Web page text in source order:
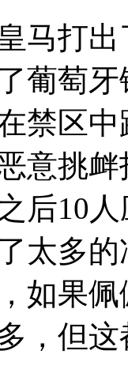
马打
葡萄
禁区
意挑
后10
太多
如果
，但